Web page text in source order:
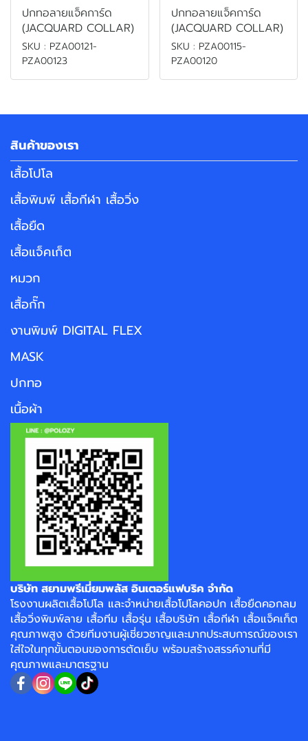
ปกทอลายแจ็คการ์ด
(JACQUARD COLLAR)
SKU : PZA00121-
PZA00123
ปกทอลายแจ็คการ์ด
(JACQUARD COLLAR)
SKU : PZA00115-
PZA00120
สินค้าของเรา
เสื้อโปโล
เสื้อพิมพ์ เสื้อกีฬา เสื้อวิ่ง
เสื้อยืด
เสื้อแจ็คเก็ต
หมวก
เสื้อกั๊ก
งานพิมพ์ DIGITAL FLEX
MASK
ปกทอ
เนื้อผ้า
บริษัท สยามพรีเมี่ยมพลัส อินเตอร์แฟบริค จำกัด
โรงงานผลิตเสื้อโปโล และจำหน่ายเสื้อโปโลคอปก เสื้อยืดคอกลม
เสื้อวิ่งพิมพ์ลาย เสื้อทีม เสื้อรุ่น เสื้อบริษัท เสื้อกีฬา เสื้อแจ็คเก็ต
คุณภาพสูง ด้วยทีมงานผู้เชี่ยวชาญและมากประสบการณ์ของเรา
ใส่ใจในทุกขั้นตอนของการตัดเย็บ พร้อมสร้างสรรค์งานที่มี
คุณภาพและมาตรฐาน